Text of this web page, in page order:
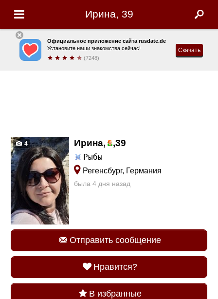
Ирина, 39
Официальное приложение сайта rusdate.de
Установите наши знакомства сейчас!
(7248)
Скачать
4 Ирина, ,39
Рыбы
Регенсбург, Германия
была 4 дня назад
Отправить сообщение
Нравится?
В избранные